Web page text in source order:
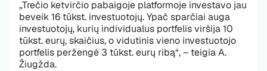
„Trečio ketvirčio pabaigoje platformoje investavo jau
beveik 16 tūkst. investuotojų. Ypač sparčiai auga
investuotojų, kurių individualus portfelis viršija 10
tūkst. eurų, skaičius, o vidutinis vieno investuotojo
portfelis peržengė 3 tūkst. eurų ribą“, – teigia A.
Žiugžda.